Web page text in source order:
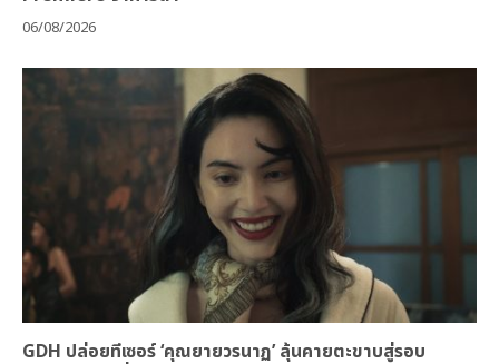
06/08/2026
GDH ปล่อยทีเซอร์ ‘คุณยายวรนาฏ’ ลุ้นคายตะขาบสู่รอบ